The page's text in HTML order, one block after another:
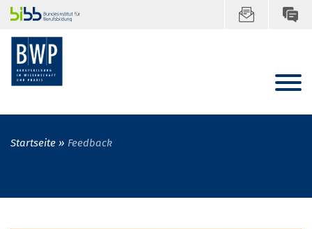
Startseite Feedback